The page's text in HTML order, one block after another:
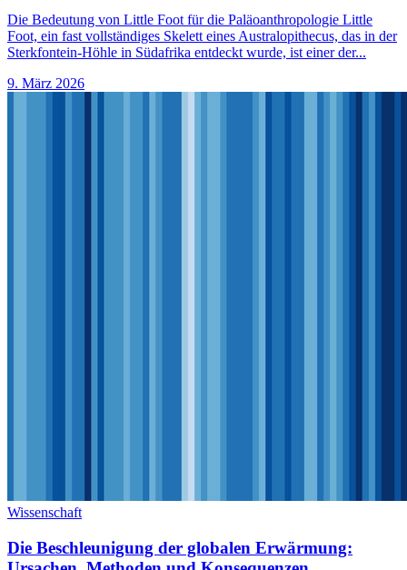
Die Bedeutung von Little Foot für die Paläoanthropologie Little
Foot, ein fast vollständiges Skelett eines Australopithecus, das in der
Sterkfontein-Höhle in Südafrika entdeckt wurde, ist einer der...
9. März 2026
Wissenschaft
Die Beschleunigung der globalen Erwärmung: